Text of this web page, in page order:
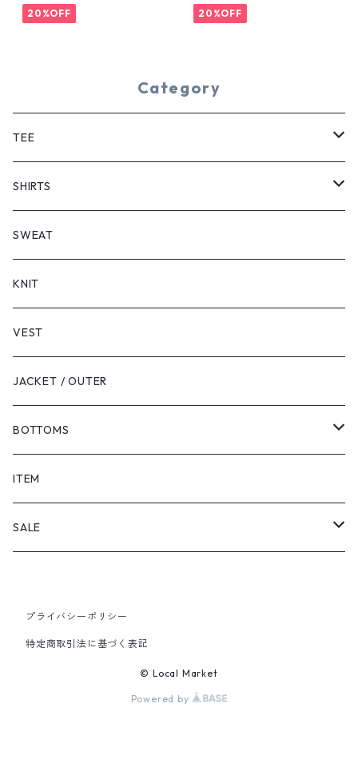
20%OFF 20%OFF
Category
TEE
SHORT SLEEVE
LONG SLEEVE
SHIRTS
SHORT SLEEVE
LONG SLEEVE
SWEAT
KNIT
VEST
JACKET / OUTER
BOTTOMS
SHORTS
PANTS
ITEM
SALE
PANTS
プライバシーポリシー
特定商取引法に基づく表記
© Local Market
Powered by